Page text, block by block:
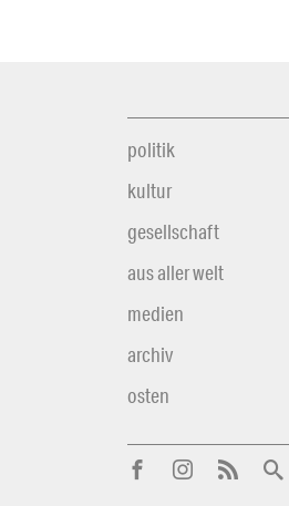
politik
kultur
gesellschaft
aus aller welt
medien
archiv
osten